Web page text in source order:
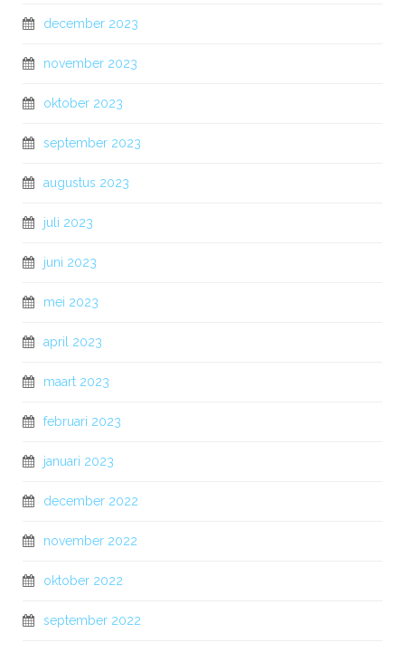
december 2023
november 2023
oktober 2023
september 2023
augustus 2023
juli 2023
juni 2023
mei 2023
april 2023
maart 2023
februari 2023
januari 2023
december 2022
november 2022
oktober 2022
september 2022